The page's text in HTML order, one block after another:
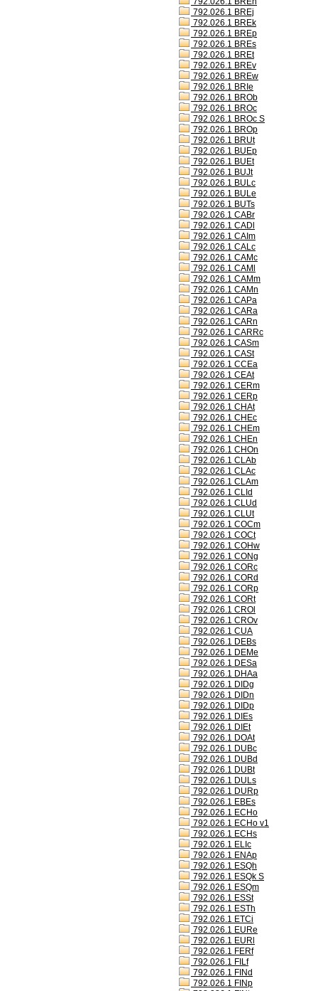
792.026.1 BREj
792.026.1 BREk
792.026.1 BREp
792.026.1 BREs
792.026.1 BREt
792.026.1 BREv
792.026.1 BREw
792.026.1 BRIe
792.026.1 BROb
792.026.1 BROc
792.026.1 BROc S
792.026.1 BROp
792.026.1 BRUt
792.026.1 BUEp
792.026.1 BUEt
792.026.1 BUJt
792.026.1 BULc
792.026.1 BULe
792.026.1 BUTs
792.026.1 CABr
792.026.1 CADl
792.026.1 CAIm
792.026.1 CALc
792.026.1 CAMc
792.026.1 CAMl
792.026.1 CAMm
792.026.1 CAMn
792.026.1 CAPa
792.026.1 CARa
792.026.1 CARn
792.026.1 CARRc
792.026.1 CASm
792.026.1 CASt
792.026.1 CCEa
792.026.1 CEAt
792.026.1 CERm
792.026.1 CERp
792.026.1 CHAt
792.026.1 CHEc
792.026.1 CHEm
792.026.1 CHEn
792.026.1 CHOn
792.026.1 CLAb
792.026.1 CLAc
792.026.1 CLAm
792.026.1 CLId
792.026.1 CLUd
792.026.1 CLUt
792.026.1 COCm
792.026.1 COCt
792.026.1 COHw
792.026.1 CONg
792.026.1 CORc
792.026.1 CORd
792.026.1 CORp
792.026.1 CORt
792.026.1 CROl
792.026.1 CROv
792.026.1 CUA
792.026.1 DEBs
792.026.1 DEMe
792.026.1 DESa
792.026.1 DHAa
792.026.1 DIDg
792.026.1 DIDn
792.026.1 DIDp
792.026.1 DIEs
792.026.1 DIEt
792.026.1 DOAt
792.026.1 DUBc
792.026.1 DUBd
792.026.1 DUBt
792.026.1 DULs
792.026.1 DURp
792.026.1 EBEs
792.026.1 ECHo
792.026.1 ECHo v1
792.026.1 ECHs
792.026.1 ELIc
792.026.1 ENAp
792.026.1 ESQh
792.026.1 ESQk S
792.026.1 ESQm
792.026.1 ESSt
792.026.1 ESTh
792.026.1 ETCi
792.026.1 EURe
792.026.1 EURl
792.026.1 FERf
792.026.1 FILf
792.026.1 FINd
792.026.1 FINp